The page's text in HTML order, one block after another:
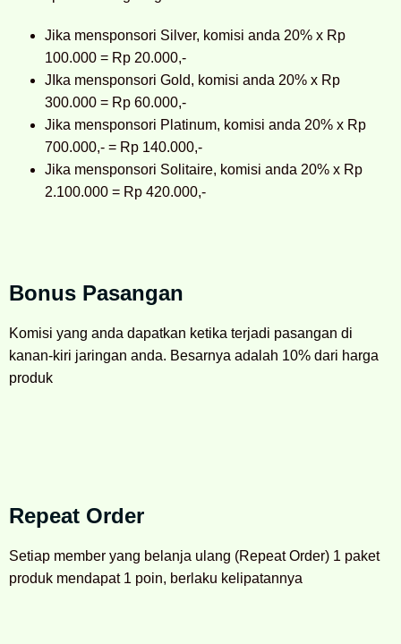
Jika mensponsori Silver, komisi anda 20% x Rp
100.000 = Rp 20.000,-
JIka mensponsori Gold, komisi anda 20% x Rp
300.000 = Rp 60.000,-
Jika mensponsori Platinum, komisi anda 20% x Rp
700.000,- = Rp 140.000,-
Jika mensponsori Solitaire, komisi anda 20% x Rp
2.100.000 = Rp 420.000,-
Bonus Pasangan
Komisi yang anda dapatkan ketika terjadi pasangan di
kanan-kiri jaringan anda. Besarnya adalah 10% dari harga
produk
Repeat Order
Setiap member yang belanja ulang (Repeat Order) 1 paket
produk mendapat 1 poin, berlaku kelipatannya